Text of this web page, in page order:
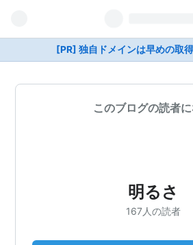
[PR] 独自ドメインは早めの取
このブログの読者
明るさ
167人の読者